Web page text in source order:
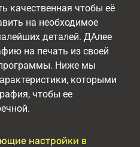
качественная чтобы её
на необходимое
деталей. ДАлее
на печать из своей
Ниже мы
которыми
чтобы ее
настройки в